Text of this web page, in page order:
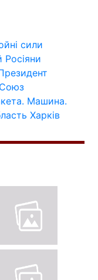
сили
Росіяни
Машина.
Харків